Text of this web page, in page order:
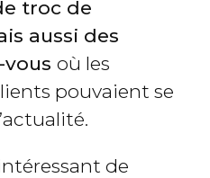
troc de
aussi des
où les
pouvaient se
de